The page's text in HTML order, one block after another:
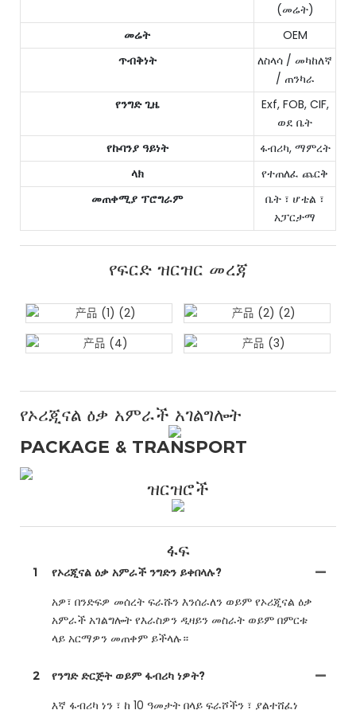
(መሬት)
መሬት
OEM
ጥብቅነት
ለስላሳ / መካከለኛ
/ ጠንካራ
የንግድ ጊዜ
Exf, FOB, CIF,
ወደ ቤት
የኩባንያ ዓይነት
ፋብሪካ, ማምረት
ላክ
የተጠለፈ ጨርቅ
መጠቀሚያ ፕሮግራም
ቤት ፣ ሆቴል ፣
አፓርታማ
የፍርድ ዝርዝር መረጃ
የኦሪጂናል ዕቃ አምራች አገልግሎት
PACKAGE & TRANSPORT
ዝርዝሮች
ፋፍ
1 የኦሪጂናል ዕቃ አምራች ንግድን ይቀበላሉ?
አዎ፣ በንድፍዎ መሰረት ፍራሹን እንሰራለን ወይም የኦሪጂናል ዕቃ
አምራች አገልግሎት የእራስዎን ዲዛይን መስራት ወይም በምርቱ
ላይ አርማዎን መጠቀም ይችላሉ።
2 የንግድ ድርጅት ወይም ፋብሪካ ነዎት?
እኛ ፋብሪካ ነን ፣ ከ 10 ዓመታት በላይ ፍራሾችን ፣ ያልተሸፈነ